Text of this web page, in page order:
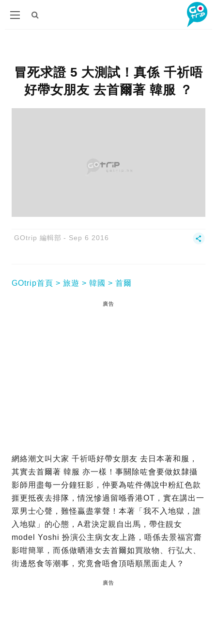
冒死求證 5 大測試！真係 千祈唔
好帶女朋友 去首爾著 韓服 ？
GOtrip 編輯部 Sep 6 2016
GOtrip首頁 旅遊 韓國 首爾
廣告
網絡潮文叫大家 千祈唔好帶女朋友 去日本著和服，
其實去首爾著 韓服 亦一樣！事關除咗會要做奴隸攝
影師用盡每一分鐘狂影，仲要為咗件傳說中粉紅色款
捱更抵夜去排隊，情況慘過留喺香港OT，實在講出一
眾男士心聲，難怪贏盡掌聲！本著「我不入地獄，誰
入地獄」的心態，A君決定親自出馬，帶住靚女
model Yoshi 扮演公主病女友上路，唔係去景福宮齋
影咁簡單，而係做晒港女去首爾如買妝物、行弘大、
街邊怒食等潮事，究竟會唔會頂唔順黑面走人？
廣告